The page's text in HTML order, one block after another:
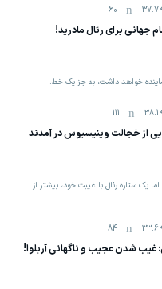
60
جهانی برای رئال مادرید!
خواهد داشت، به جز یک خط.
111
از خجالت وینیسیوس در آمدند
یک ستاره رئال با غیبت خود، بیشتر از
84
شدن عجیب و ناگهانی آربلوا!